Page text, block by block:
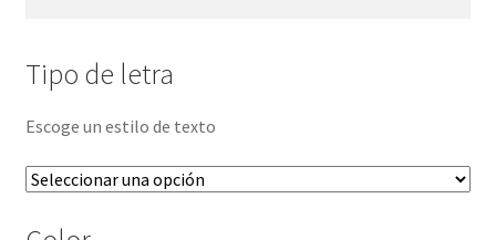
Tipo de letra
Escoge un estilo de texto